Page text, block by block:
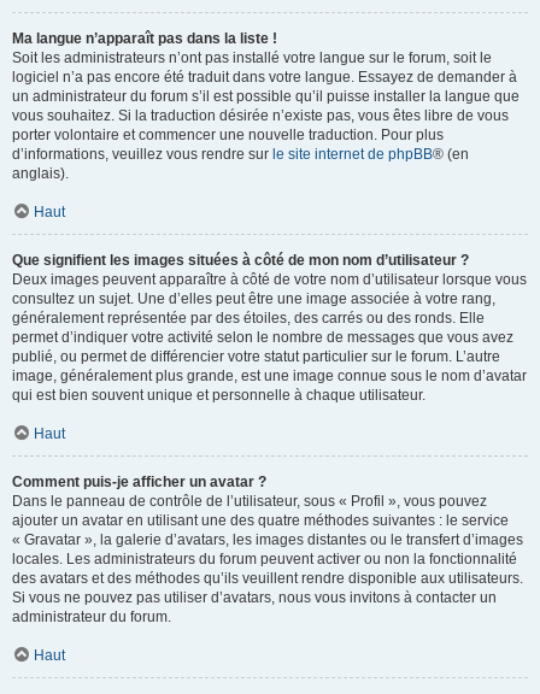
Ma langue n’apparaît pas dans la liste !
Soit les administrateurs n’ont pas installé votre langue sur le forum, soit le
logiciel n’a pas encore été traduit dans votre langue. Essayez de demander à
un administrateur du forum s’il est possible qu’il puisse installer la langue que
vous souhaitez. Si la traduction désirée n’existe pas, vous êtes libre de vous
porter volontaire et commencer une nouvelle traduction. Pour plus
d’informations, veuillez vous rendre sur le site internet de phpBB® (en
anglais).
Haut
Que signifient les images situées à côté de mon nom d’utilisateur ?
Deux images peuvent apparaître à côté de votre nom d’utilisateur lorsque vous
consultez un sujet. Une d’elles peut être une image associée à votre rang,
généralement représentée par des étoiles, des carrés ou des ronds. Elle
permet d’indiquer votre activité selon le nombre de messages que vous avez
publié, ou permet de différencier votre statut particulier sur le forum. L’autre
image, généralement plus grande, est une image connue sous le nom d’avatar
qui est bien souvent unique et personnelle à chaque utilisateur.
Haut
Comment puis-je afficher un avatar ?
Dans le panneau de contrôle de l’utilisateur, sous « Profil », vous pouvez
ajouter un avatar en utilisant une des quatre méthodes suivantes : le service
« Gravatar », la galerie d’avatars, les images distantes ou le transfert d’images
locales. Les administrateurs du forum peuvent activer ou non la fonctionnalité
des avatars et des méthodes qu’ils veuillent rendre disponible aux utilisateurs.
Si vous ne pouvez pas utiliser d’avatars, nous vous invitons à contacter un
administrateur du forum.
Haut